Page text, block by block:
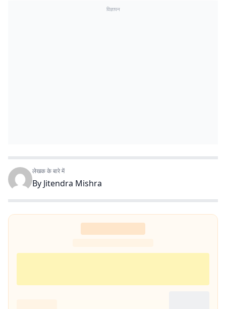
विज्ञापन
लेखक के बारे में
By Jitendra Mishra